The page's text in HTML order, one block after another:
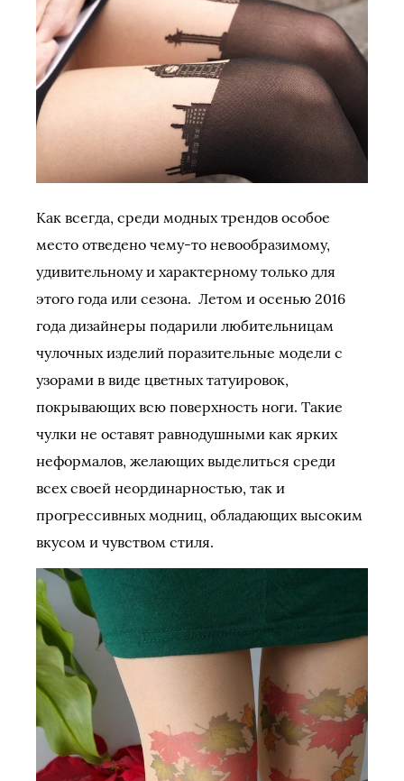
Как всегда, среди модных трендов особое
место отведено чему-то невообразимому,
удивительному и характерному только для
этого года или сезона. Летом и осенью 2016
года дизайнеры подарили любительницам
чулочных изделий поразительные модели с
узорами в виде цветных татуировок,
покрывающих всю поверхность ноги. Такие
чулки не оставят равнодушными как ярких
неформалов, желающих выделиться среди
всех своей неординарностью, так и
прогрессивных модниц, обладающих высоким
вкусом и чувством стиля.